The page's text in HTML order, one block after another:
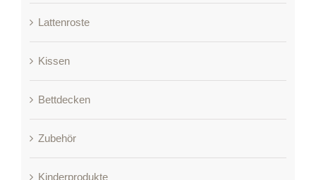
Lattenroste
Kissen
Bettdecken
Zubehör
Kinderprodukte